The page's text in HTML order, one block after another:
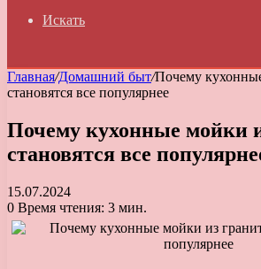
Искать
Главная/Домашний быт/Почему
становятся все популярнее
Почему кухонные мойки
становятся все
15.07.2024
0 Время чтения: 3 мин.